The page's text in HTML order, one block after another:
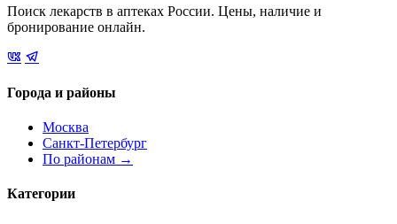
Поиск лекарств в аптеках России. Цены, наличие и
бронирование онлайн.
Города и районы
Москва
Санкт-Петербург
По районам →
Категории